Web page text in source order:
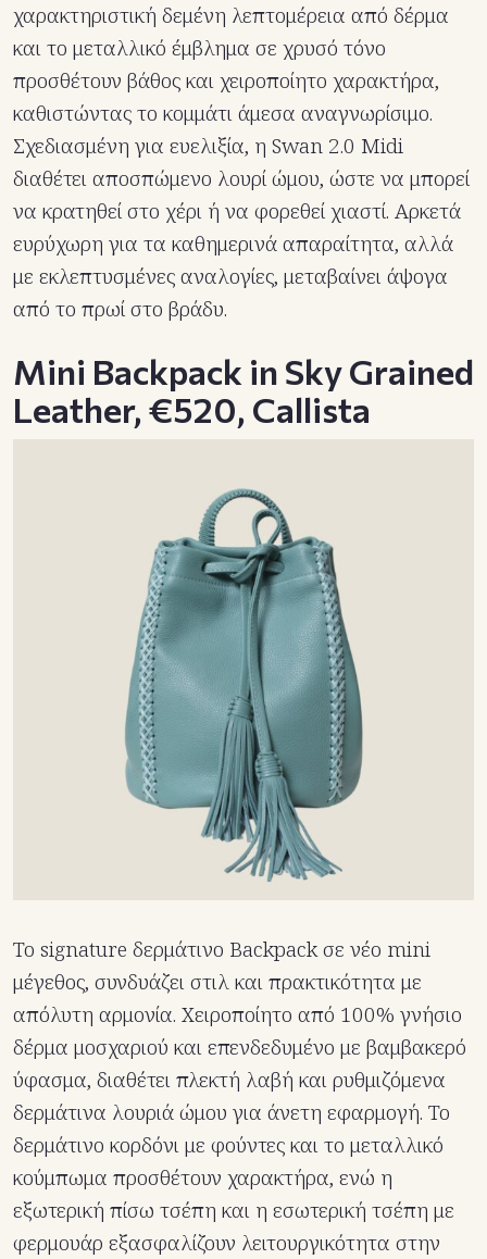
χαρακτηριστική δεμένη λεπτομέρεια από δέρμα
και το μεταλλικό έμβλημα σε χρυσό τόνο
προσθέτουν βάθος και χειροποίητο χαρακτήρα,
καθιστώντας το κομμάτι άμεσα αναγνωρίσιμο.
Σχεδιασμένη για ευελιξία, η Swan 2.0 Midi
διαθέτει αποσπώμενο λουρί ώμου, ώστε να μπορεί
να κρατηθεί στο χέρι ή να φορεθεί χιαστί. Αρκετά
ευρύχωρη για τα καθημερινά απαραίτητα, αλλά
με εκλεπτυσμένες αναλογίες, μεταβαίνει άψογα
από το πρωί στο βράδυ.
Mini Backpack in Sky Grained
Leather, €520, Callista
Το signature δερμάτινο Backpack σε νέο mini
μέγεθος, συνδυάζει στιλ και πρακτικότητα με
απόλυτη αρμονία. Χειροποίητο από 100% γνήσιο
δέρμα μοσχαριού και επενδεδυμένο με βαμβακερό
ύφασμα, διαθέτει πλεκτή λαβή και ρυθμιζόμενα
δερμάτινα λουριά ώμου για άνετη εφαρμογή. Το
δερμάτινο κορδόνι με φούντες και το μεταλλικό
κούμπωμα προσθέτουν χαρακτήρα, ενώ η
εξωτερική πίσω τσέπη και η εσωτερική τσέπη με
φερμουάρ εξασφαλίζουν λειτουργικότητα στην